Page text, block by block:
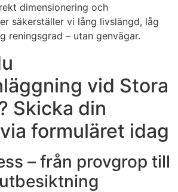
dimensionering och
säkerställer vi lång livslängd, låg
reningsgrad – utan genvägar.
vid Stora
Skicka din
formuläret idag
– från provgrop till